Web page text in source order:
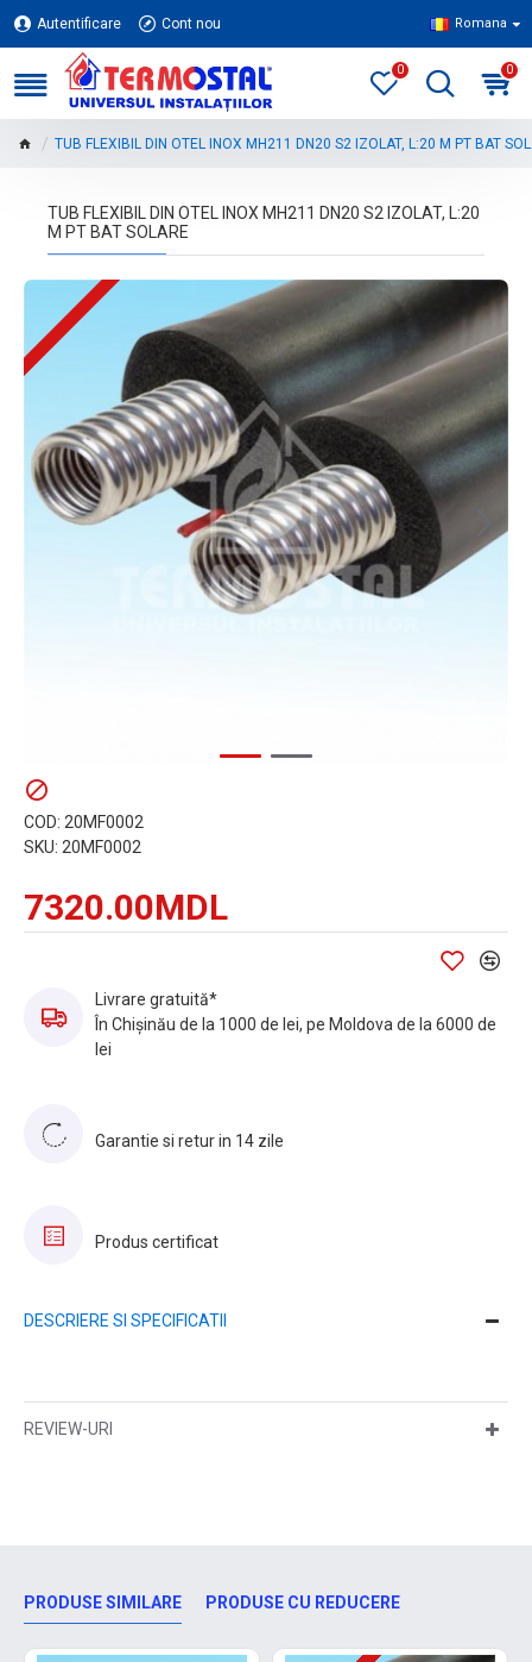
Autentificare Cont nou Romana
0 0
TUB FLEXIBIL DIN OTEL INOX MH211 DN20 S2 IZOLAT, L:20 M PT BAT
TUB FLEXIBIL DIN OTEL INOX MH211 DN20 S2 IZOLAT, L:20
M PT BAT SOLARE
7320.00MDL
COD: 20MF0002
SKU: 20MF0002
Livrare gratuită*
În Chișinău de la 1000 de lei, pe Moldova de la 6000 de
lei
Garantie si retur in 14 zile
Produs certificat
DESCRIERE SI SPECIFICATII
REVIEW-URI
PRODUSE SIMILARE PRODUSE CU REDUCERE